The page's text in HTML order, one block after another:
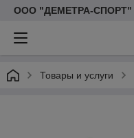
ООО "ДЕМЕТРА-СПОРТ"
Товары и услуги